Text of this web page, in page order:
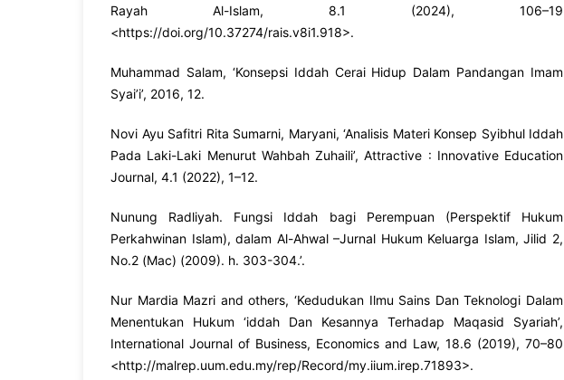
Rayah Al-Islam, 8.1 (2024), 106–19
<https://doi.org/10.37274/rais.v8i1.918>.
Muhammad Salam, ‘Konsepsi Iddah Cerai Hidup Dalam Pandangan Imam
Syai’i’, 2016, 12.
Novi Ayu Safitri Rita Sumarni, Maryani, ‘Analisis Materi Konsep Syibhul Iddah
Pada Laki-Laki Menurut Wahbah Zuhaili’, Attractive : Innovative Education
Journal, 4.1 (2022), 1–12.
Nunung Radliyah. Fungsi Iddah bagi Perempuan (Perspektif Hukum
Perkahwinan Islam), dalam Al-Ahwal –Jurnal Hukum Keluarga Islam, Jilid 2,
No.2 (Mac) (2009). h. 303-304.’.
Nur Mardia Mazri and others, ‘Kedudukan Ilmu Sains Dan Teknologi Dalam
Menentukan Hukum ‘iddah Dan Kesannya Terhadap Maqasid Syariah’,
International Journal of Business, Economics and Law, 18.6 (2019), 70–80
<http://malrep.uum.edu.my/rep/Record/my.iium.irep.71893>.